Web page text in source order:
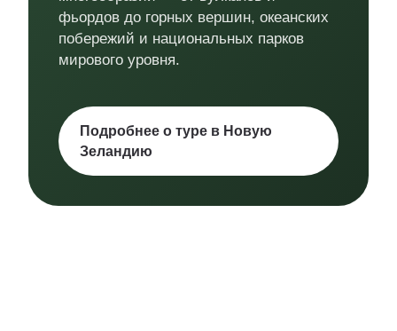
фьордов до горных вершин, океанских
побережий и национальных парков
мирового уровня.
Подробнее о туре в Новую
Зеландию